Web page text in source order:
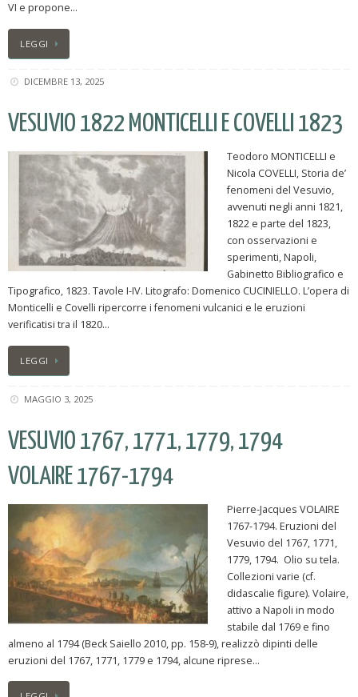
VI e propone…
LEGGI
DICEMBRE 13, 2025
VESUVIO 1822 MONTICELLI E COVELLI 1823
Teodoro MONTICELLI e
Nicola COVELLI, Storia de’
fenomeni del Vesuvio,
avvenuti negli anni 1821,
1822 e parte del 1823,
con osservazioni e
sperimenti, Napoli,
Gabinetto Bibliografico e
Tipografico, 1823. Tavole I-IV. Litografo: Domenico CUCINIELLO. L’opera di
Monticelli e Covelli ripercorre i fenomeni vulcanici e le eruzioni
verificatisi tra il 1820…
LEGGI
MAGGIO 3, 2025
VESUVIO 1767, 1771, 1779, 1794
VOLAIRE 1767-1794
Pierre-Jacques VOLAIRE
1767-1794. Eruzioni del
Vesuvio del 1767, 1771,
1779, 1794. Olio su tela.
Collezioni varie (cf.
didascalie figure). Volaire,
attivo a Napoli in modo
stabile dal 1769 e fino
almeno al 1794 (Beck Saiello 2010, pp. 158-9), realizzò dipinti delle
eruzioni del 1767, 1771, 1779 e 1794, alcune riprese…